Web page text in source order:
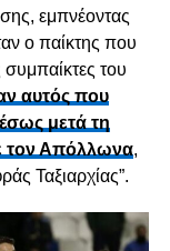
εμπνέοντας
ο παίκτης που
του
αυτός που
μετά τη
τον Απόλλωνα,
Ταξιαρχίας”.